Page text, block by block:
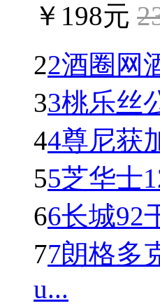
￥198元
22酒圈网
33桃乐丝
44尊尼获
55芝华士
66长城92
77朗格多
u...